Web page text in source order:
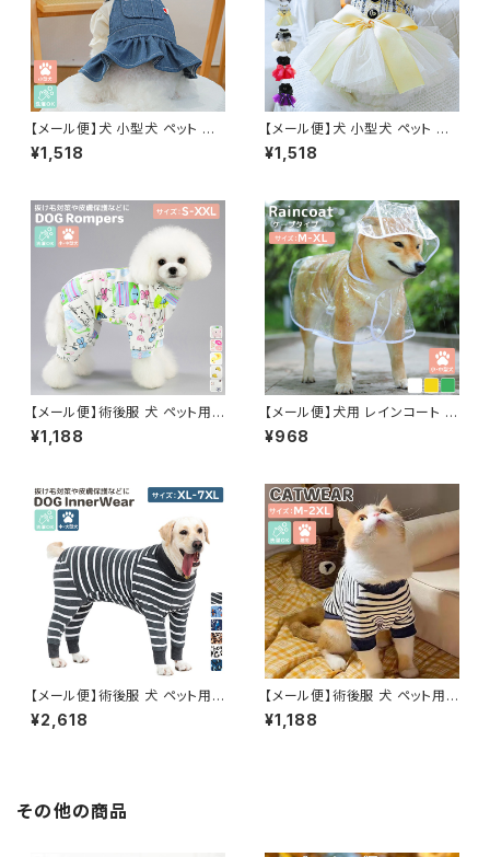
【メール便】犬 小型犬 ペット ワ
ンピース ペット用品 服 ドッグウ
ェア レイヤード風ワンピ 犬の服
¥1,518
【メール便】犬 小型犬 ペット ド
レス 服 結婚式 ウエディング パ
ーティー ペット用品 ドッグウェ
¥1,518
【メール便】術後服 犬 ペット用
品 ロンパース ペットウェア ドッ
グウェア いぬ 小型犬 中型犬 服
¥1,188
【メール便】犬用 レインコート 小
型犬 中型犬 着せやすい フード
付き ケープ ポンチョ 透明 クリ
¥968
【メール便】術後服 犬 ペット用
品 ロンパース ペットウェア ドッ
グウェア いぬ 中型犬 大型犬 服
¥2,618
【メール便】術後服 犬 ペット用
品 ロンパース ペットウェア ドッ
グウェア いぬ 小型犬 中型犬 服
¥1,188
その他の商品